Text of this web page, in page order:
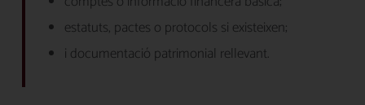
estatuts, pactes o protocols si existeixen;
i documentació patrimonial rellevant.